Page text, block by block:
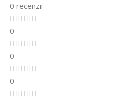
0 recenzii
0
0
0